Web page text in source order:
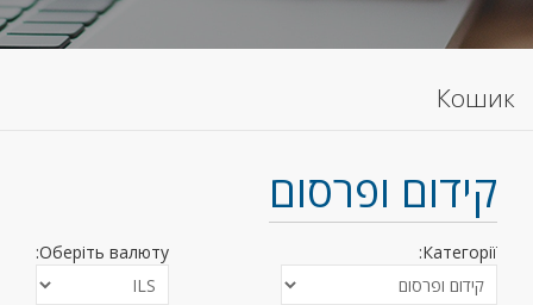
Кошик
קידום ופרסום
Категорії:
Оберіть валюту: